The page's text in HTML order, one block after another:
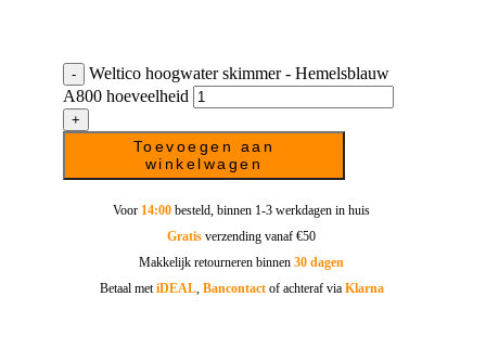
Weltico hoogwater skimmer - Hemelsblauw
A800 hoeveelheid
Toevoegen aan
winkelwagen
Voor 14:00 besteld, binnen 1-3 werkdagen in huis
Gratis verzending vanaf €50
Makkelijk retourneren binnen 30 dagen
Betaal metiDEAL, Bancontact of achteraf via Klarna